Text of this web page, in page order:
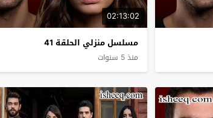
02:13:02
مسلسل منزلي الحلقة 41
منذ 5 سنوات